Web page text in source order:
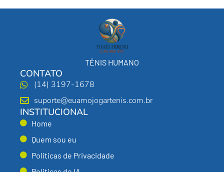
TÊNIS HUMANO
CONTATO
(14) 3197-1678
suporte@euamojogartenis.com.br
INSTITUCIONAL
Home
Quem sou eu
Politicas de Privacidade